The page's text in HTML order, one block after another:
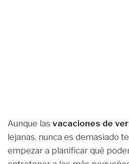
Aunque las vacaciones de
lejanas, nunca es demasiado
empezar a planificar qué